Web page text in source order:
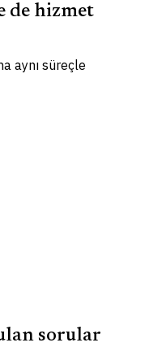
de hizmet
aynı süreçle
sorular